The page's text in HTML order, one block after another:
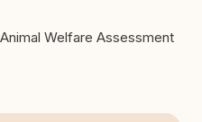
Und wie lassen sich
dass sie verständlich,
Leser wirklich
Welfare Assessment